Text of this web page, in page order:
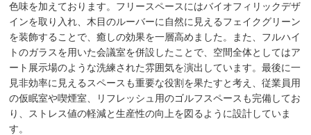
色味を加えております。フリースペースにはバイオフィリックデザ
インを取り入れ、木目のルーバーに自然に見えるフェイクグリーン
を装飾することで、癒しの効果を一層高めました。また、フルハイ
トのガラスを用いた会議室を併設したことで、空間全体としてはア
ート展示場のような洗練された雰囲気を演出しています。最後に一
見非効率に見えるスペースも重要な役割を果たすと考え、従業員用
の仮眠室や喫煙室、リフレッシュ用のゴルフスペースも完備してお
り、ストレス値の軽減と生産性の向上を図るように設計していま
す。